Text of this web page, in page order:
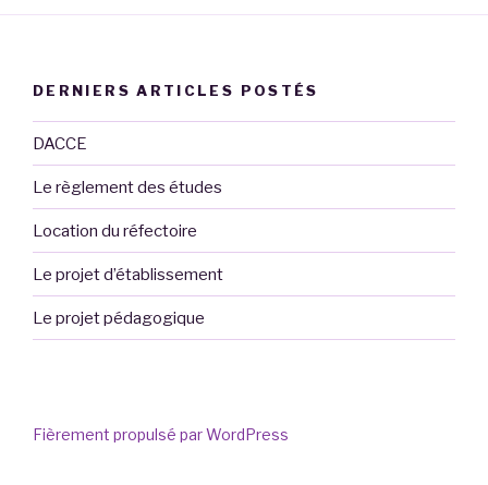
DERNIERS ARTICLES POSTÉS
DACCE
Le règlement des études
Location du réfectoire
Le projet d’établissement
Le projet pédagogique
Fièrement propulsé par WordPress